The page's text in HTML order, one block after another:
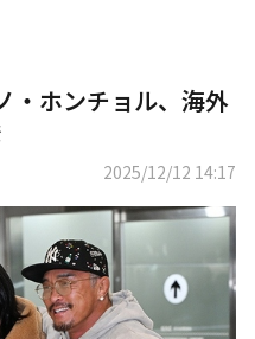
・ホンチョル、海外
2025/12/12 14:17